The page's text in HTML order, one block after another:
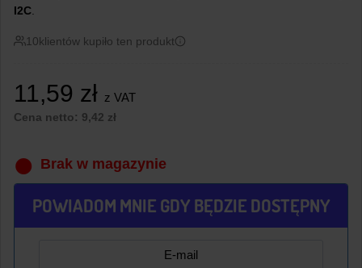
I2C
10klientów kupiło ten produkt
11,59 zł z VAT
Cena netto: 9,42 zł
Brak w magazynie
POWIADOM MNIE GDY BĘDZIE DOSTĘPNY